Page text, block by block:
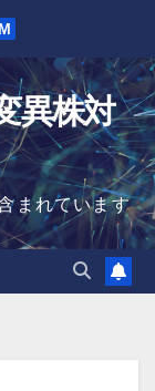
異株対
まれています